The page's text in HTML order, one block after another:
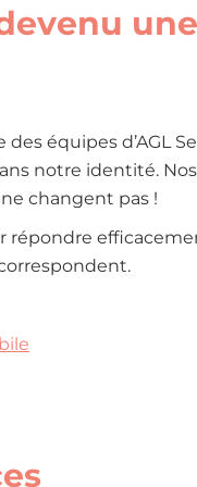
une
équipes d’AGL
notre identité. Nos
changent pas !
répondre